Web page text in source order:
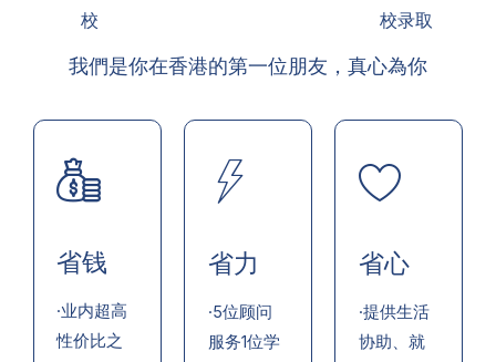
校
校录取
我們是你在香港的第一位朋友，真心為你
省钱
·业内超高
性价比之
省力
·5位顾问
服务1位学
省心
·提供生活
协助、就